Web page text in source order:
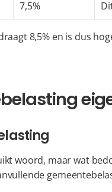
7,5%
8,5% en is dus
woord, maar wat